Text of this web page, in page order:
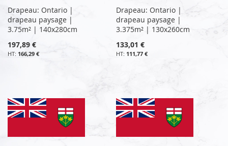
Drapeau: Ontario |
drapeau paysage |
3.75m² | 140x280cm
197,89 €
166,29 €
Drapeau: Ontario |
drapeau paysage |
3.375m² | 130x260cm
133,01 €
111,77 €